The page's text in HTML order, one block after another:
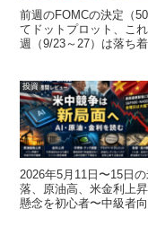
前週のFOMCの決定（
てドットプロット、こ
週（9/23～27）は落ち
投資
2026年5月11日〜15日
落、原油高、米金利上
懸念を初心者〜中級者向